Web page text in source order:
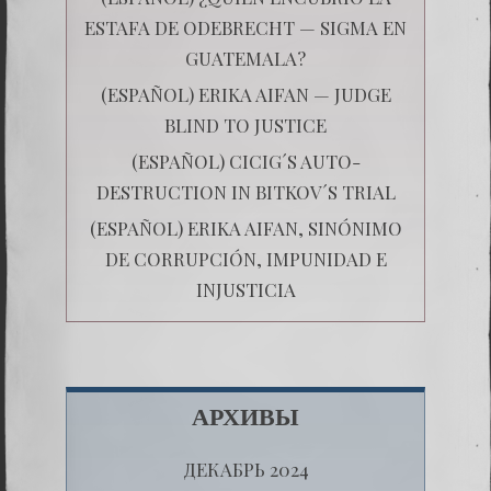
ESTAFA DE ODEBRECHT — SIGMA EN
GUATEMALA?
(ESPAÑOL) ERIKA AIFAN — JUDGE
BLIND TO JUSTICE
(ESPAÑOL) CICIG´S AUTO-
DESTRUCTION IN BITKOV´S TRIAL
(ESPAÑOL) ERIKA AIFAN, SINÓNIMO
DE CORRUPCIÓN, IMPUNIDAD E
INJUSTICIA
АРХИВЫ
ДЕКАБРЬ 2024